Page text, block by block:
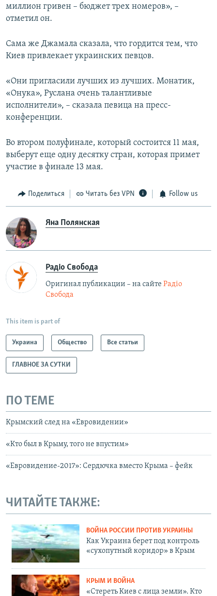
миллион гривен – бюджет трех номеров», –
отметил он.
Сама же Джамала сказала, что гордится тем, что
Киев привлекает украинских певцов.
«Они пригласили лучших из лучших. Монатик,
«Онука», Руслана очень талантливые
исполнители», – сказала певица на пресс-
конференции.
Во втором полуфинале, который состоится 11 мая,
выберут еще одну десятку стран, которая примет
участие в финале 13 мая.
Поделиться Читать без VPN Follow us
Яна Полянская
Радіо Свобода
Оригинал публикации – на сайте Радіо
Свобода
This item is part of
Украина Общество Все статьи
ГЛАВНОЕ ЗА СУТКИ
ПО ТЕМЕ
Крымский след на «Евровидении»
«Кто был в Крыму, того не впустим»
«Евровидение-2017»: Сердючка вместо Крыма – фейк
ЧИТАЙТЕ ТАКЖЕ:
ВОЙНА РОССИИ ПРОТИВ УКРАИНЫ
Как Украина берет под контроль
«сухопутный коридор» в Крым
КРЫМ И ВОЙНА
«Стереть Киев с лица земли». Кто